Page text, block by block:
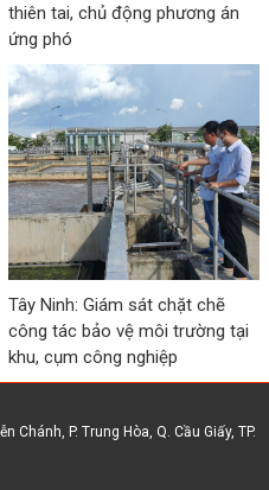
thiên tai, chủ động phương án
ứng phó
Tây Ninh: Giám sát chặt chẽ
công tác bảo vệ môi trường tại
khu, cụm công nghiệp
Chánh, P. Trung Hòa, Q. Cầu Giấy, TP.